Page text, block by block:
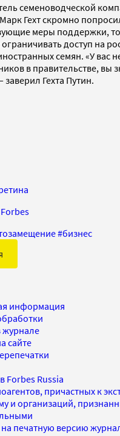
семеноводческой
Гехт скромно
меры поддержки, то
доступ на
семян. «У вас
в правительстве, вы
заверил Гехта Путин.
#бизнес
информация
журнале
сайте
Forbes Russia
причастных к
и организаций,
печатную версию